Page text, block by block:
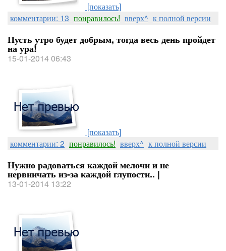
[показать]
комментарии: 13 понравилось! вверх^ к полной версии
Пусть утро будет добрым, тогда весь день пройдет
на ура!
15-01-2014 06:43
[показать]
комментарии: 2 понравилось! вверх^ к полной версии
Нужно радоваться каждой мелочи и не
нервничать из-за каждой глупости.. |
13-01-2014 13:22